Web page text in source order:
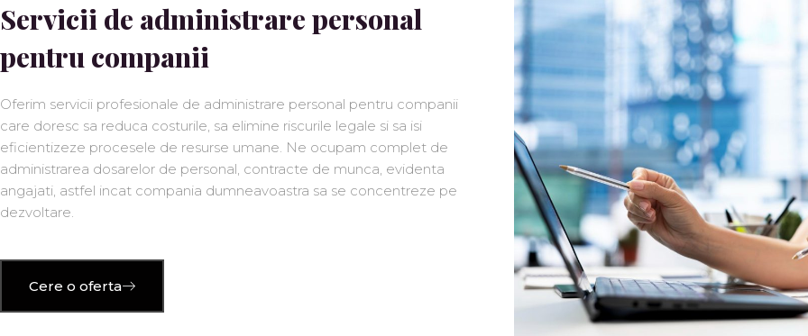
Servicii de administrare personal
pentru companii
Oferim servicii profesionale de administrare personal pentru companii
care doresc sa reduca costurile, sa elimine riscurile legale si sa isi
eficientizeze procesele de resurse umane. Ne ocupam complet de
administrarea dosarelor de personal, contracte de munca, evidenta
angajati, astfel incat compania dumneavoastra sa se concentreze pe
dezvoltare.
Cere o oferta